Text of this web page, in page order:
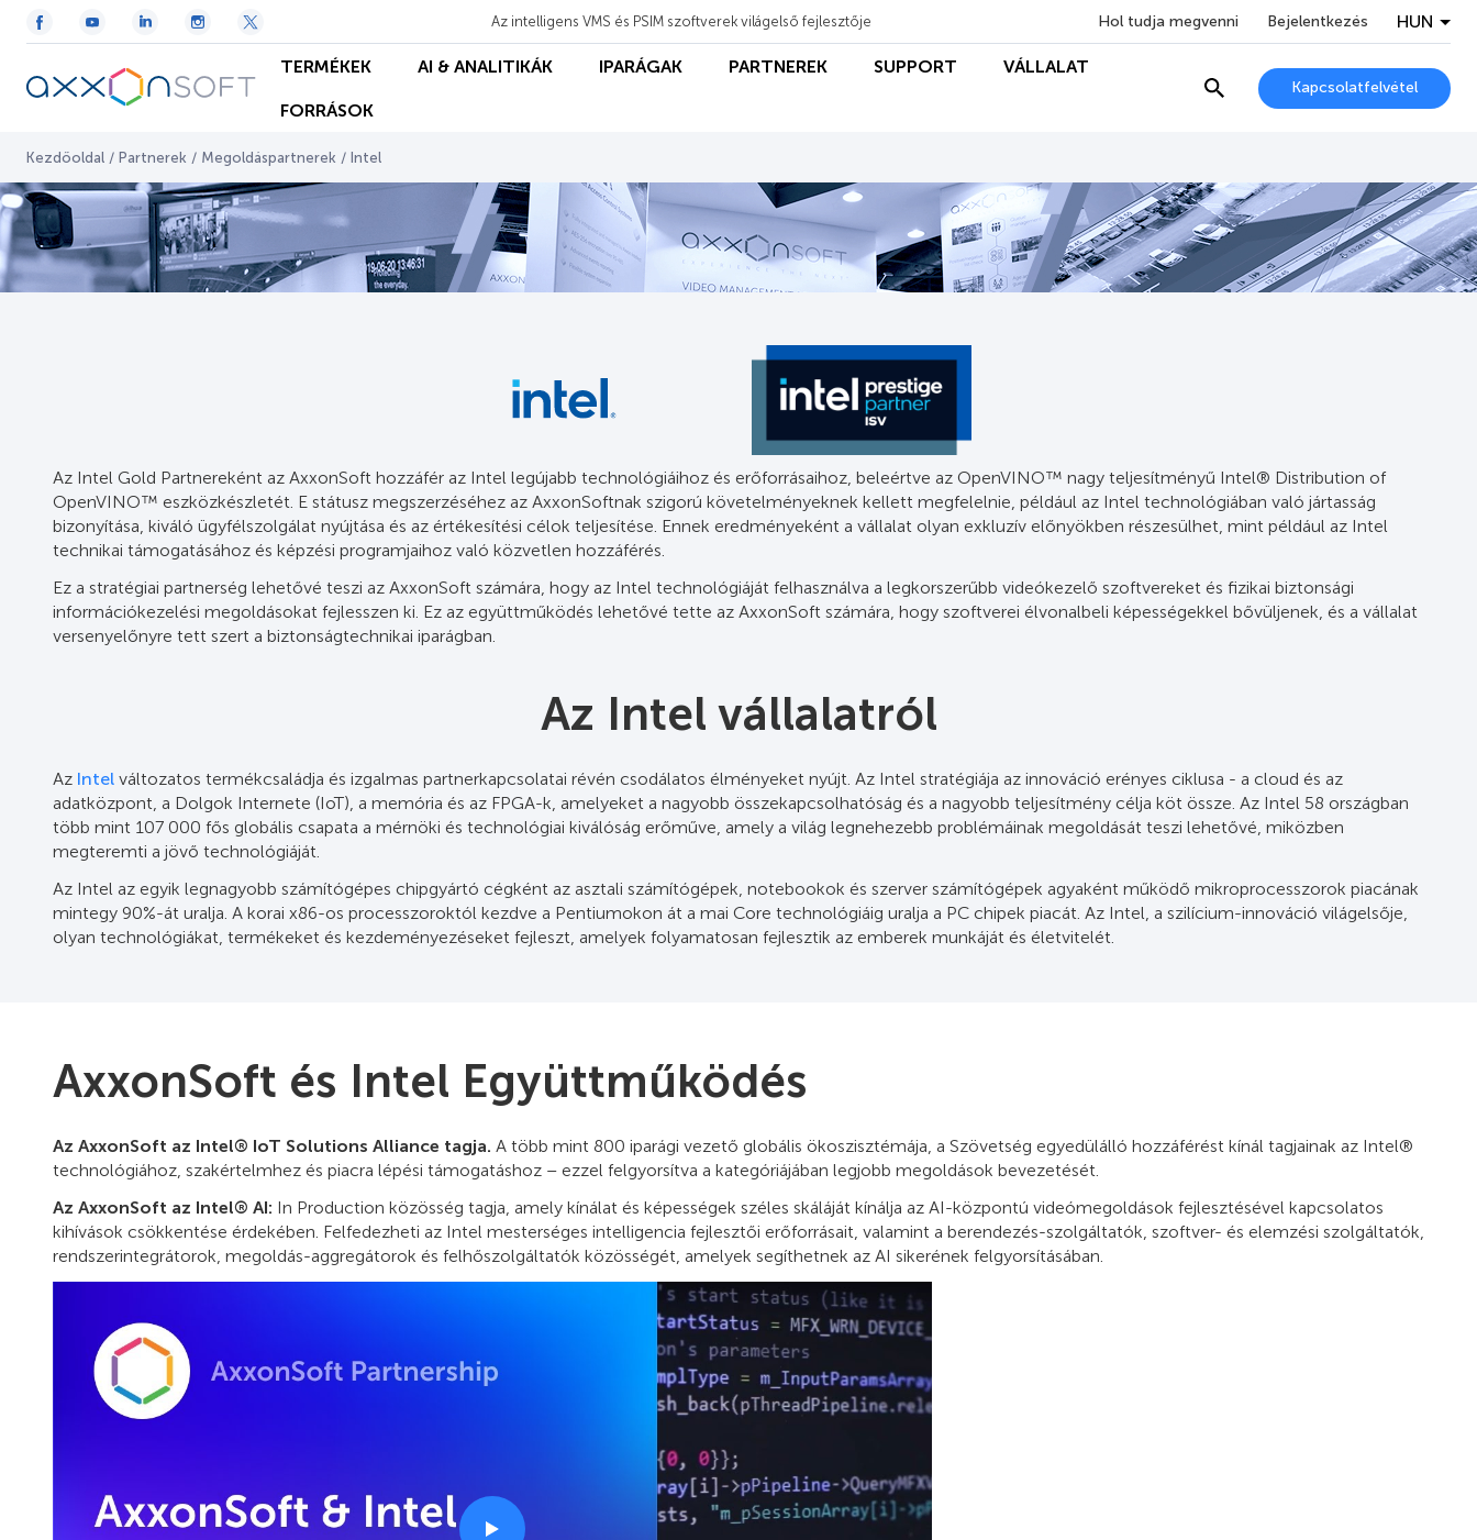
Az intelligens VMS és PSIM szoftverek világelső fejlesztője Hol tudja megvenni Bejelentkezés HUN
TERMÉKEK AI & ANALITIKÁK IPARÁGAK PARTNEREK SUPPORT VÁLLALAT
FORRÁSOK
Kapcsolatfelvétel
Kezdőoldal / Partnerek / Megoldáspartnerek / Intel
Az Intel Gold Partnereként az AxxonSoft hozzáfér az Intel legújabb technológiáihoz és erőforrásaihoz, beleértve az OpenVINO™ nagy teljesítményű Intel® Distribution of
OpenVINO™ eszközkészletét. E státusz megszerzéséhez az AxxonSoftnak szigorú követelményeknek kellett megfelelnie, például az Intel technológiában való jártasság
bizonyítása, kiváló ügyfélszolgálat nyújtása és az értékesítési célok teljesítése. Ennek eredményeként a vállalat olyan exkluzív előnyökben részesülhet, mint például az Intel
technikai támogatásához és képzési programjaihoz való közvetlen hozzáférés.
Ez a stratégiai partnerség lehetővé teszi az AxxonSoft számára, hogy az Intel technológiáját felhasználva a legkorszerűbb videókezelő szoftvereket és fizikai biztonsági
információkezelési megoldásokat fejlesszen ki. Ez az együttműködés lehetővé tette az AxxonSoft számára, hogy szoftverei élvonalbeli képességekkel bővüljenek, és a vállalat
versenyelőnyre tett szert a biztonságtechnikai iparágban.
Az Intel vállalatról
Az Intel változatos termékcsaládja és izgalmas partnerkapcsolatai révén csodálatos élményeket nyújt. Az Intel stratégiája az innováció erényes ciklusa - a cloud és az
adatközpont, a Dolgok Internete (IoT), a memória és az FPGA-k, amelyeket a nagyobb összekapcsolhatóság és a nagyobb teljesítmény célja köt össze. Az Intel 58 országban
több mint 107 000 fős globális csapata a mérnöki és technológiai kiválóság erőműve, amely a világ legnehezebb problémáinak megoldását teszi lehetővé, miközben
megteremti a jövő technológiáját.
Az Intel az egyik legnagyobb számítógépes chipgyártó cégként az asztali számítógépek, notebookok és szerver számítógépek agyaként működő mikroprocesszorok piacának
mintegy 90%-át uralja. A korai x86-os processzoroktól kezdve a Pentiumokon át a mai Core technológiáig uralja a PC chipek piacát. Az Intel, a szilícium-innováció világelsője,
olyan technológiákat, termékeket és kezdeményezéseket fejleszt, amelyek folyamatosan fejlesztik az emberek munkáját és életvitelét.
AxxonSoft és Intel Együttműködés
Az AxxonSoft az Intel® IoT Solutions Alliance tagja. A több mint 800 iparági vezető globális ökoszisztémája, a Szövetség egyedülálló hozzáférést kínál tagjainak az Intel®
technológiához, szakértelmhez és piacra lépési támogatáshoz – ezzel felgyorsítva a kategóriájában legjobb megoldások bevezetését.
Az AxxonSoft az Intel® AI: In Production közösség tagja, amely kínálat és képességek széles skáláját kínálja az AI-központú videómegoldások fejlesztésével kapcsolatos
kihívások csökkentése érdekében. Felfedezheti az Intel mesterséges intelligencia fejlesztői erőforrásait, valamint a berendezés-szolgáltatók, szoftver- és elemzési szolgáltatók,
rendszerintegrátorok, megoldás-aggregátorok és felhőszolgáltatók közösségét, amelyek segíthetnek az AI sikerének felgyorsításában.